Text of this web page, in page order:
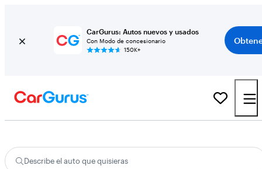
CarGurus: Autos nuevos y usados
Con Modo de concesionario
150K+
Describe el auto que quisieras